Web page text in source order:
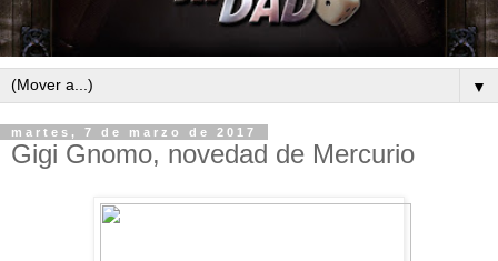
▼
martes, 7 de marzo de 2017
Gigi Gnomo, novedad de Mercurio